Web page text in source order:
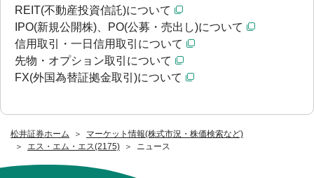
松井証券ホーム
マーケット情報(株式市況・株価検索など)
エス・エム・エス(2175)
ニュース
REIT(不動産投資信託)について
IPO(新規公開株)、PO(公募・売出し)について
信用取引・一日信用取引について
先物・オプション取引について
FX(外国為替証拠金取引)について